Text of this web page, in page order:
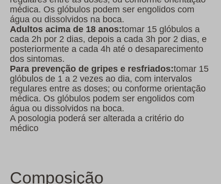
médica. Os glóbulos podem ser engolidos com
água ou dissolvidos na boca.
Adultos acima de 18 anos:tomar 15 glóbulos a
cada 2h por 2 dias, depois a cada 3h por 2 dias, e
posteriormente a cada 4h até o desaparecimento
dos sintomas.
Para prevenção de gripes e resfriados:tomar 15
glóbulos de 1 a 2 vezes ao dia, com intervalos
regulares entre as doses; ou conforme orientação
médica. Os glóbulos podem ser engolidos com
água ou dissolvidos na boca.
A posologia poderá ser alterada a critério do
médico
Composição